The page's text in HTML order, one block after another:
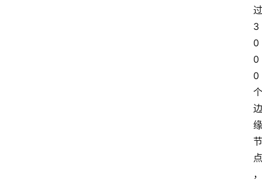
过
3
0
0
0
个
边
缘
节
点
，